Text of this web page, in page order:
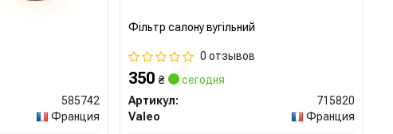
585742
Франция
Фільтр салону вугільний
0 отзывов
350₴
сегодня
Артикул:
715820
Valeo
Франция